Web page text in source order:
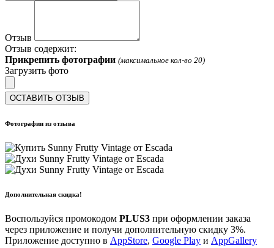
Отзыв
Отзыв содержит:
Прикрепить фотографии (максимальное кол-во 20)
Загрузить фото
ОСТАВИТЬ ОТЗЫВ
Фотографии из отзыва
Дополнительная скидка!
Воспользуйся промокодом PLUS3 при оформлении заказа
через приложение и получи дополнительную скидку 3%.
Приложение доступно в AppStore, Google Play и AppGallery